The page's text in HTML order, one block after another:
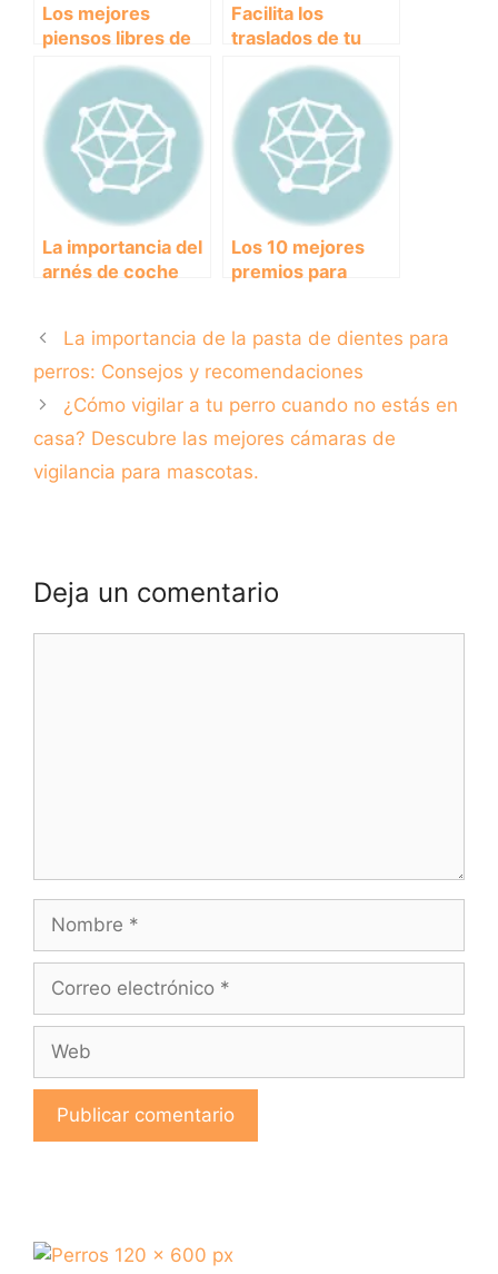
Los mejores
piensos libres de
cereales para
perros:
¡Saludables y
deliciosos al
mismo tiempo!
Facilita los
traslados de tu
perro con un
transportín con
ruedas
La importancia del
arnés de coche
desplazamientos.
Los 10 mejores
premios para
La importancia de la pasta de dientes para
perros: Consejos y recomendaciones
¿Cómo vigilar a tu perro cuando no estás en
casa? Descubre las mejores cámaras de
vigilancia para mascotas.
Deja un comentario